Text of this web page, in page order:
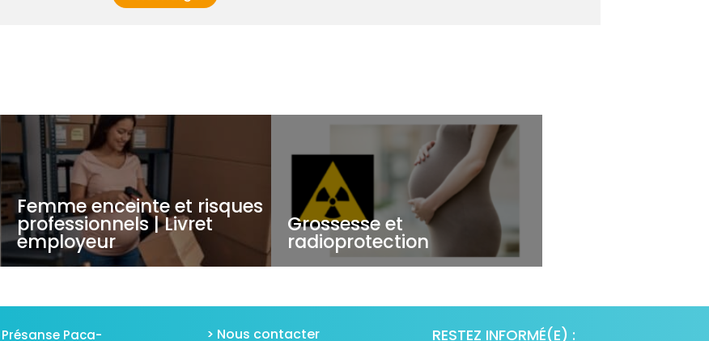
Femme enceinte et risques
professionnels | Livret
employeur
Grossesse et
radioprotection
Paca- > Nous contacter RESTEZ INFORMÉ(E) :